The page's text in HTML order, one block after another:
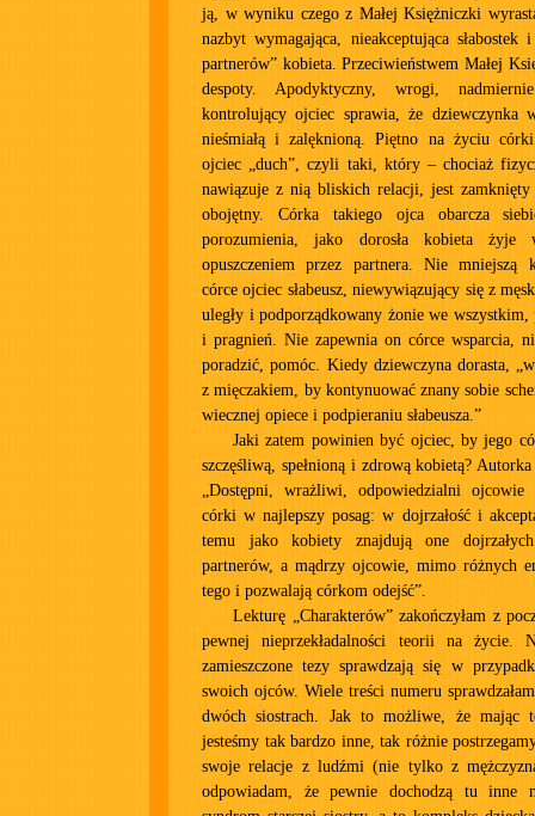
ją, w wyniku czego z Małej Księżniczki
nazbyt wymagająca, nieakceptująca słabostek
partnerów” kobieta. Przeciwieństwem Małej
despoty. Apodyktyczny, wrogi,
kontrolujący ojciec sprawia, że dziewczynka
nieśmiałą i zalęknioną. Piętno na życiu
ojciec „duch”, czyli taki, który – chociaż
nawiązuje z nią bliskich relacji, jest zamknięty
obojętny. Córka takiego ojca obarcza
porozumienia, jako dorosła kobieta żyje
opuszczeniem przez partnera. Nie mniejszą
córce ojciec słabeusz, niewywiązujący się z
uległy i podporządkowany żonie we
i pragnień. Nie zapewnia on córce wsparcia,
poradzić, pomóc. Kiedy dziewczyna dorasta,
z mięczakiem, by kontynuować znany sobie
wiecznej opiece i podpieraniu słabeusza.”
Jaki zatem powinien być ojciec, by jego
szczęśliwą, spełnioną i zdrową kobietą?
„Dostępni, wrażliwi, odpowiedzialni ojcowie
córki w najlepszy posag: w dojrzałość i
temu jako kobiety znajdują one
partnerów, a mądrzy ojcowie, mimo różnych
tego i pozwalają córkom odejść”.
Lekturę „Charakterów” zakończyłam z
pewnej nieprzekładalności teorii na
zamieszczone tezy sprawdzają się w
swoich ojców. Wiele treści numeru
dwóch siostrach. Jak to możliwe, że mając
jesteśmy tak bardzo inne, tak różnie
swoje relacje z ludźmi (nie tylko z
odpowiadam, że pewnie dochodzą tu inne